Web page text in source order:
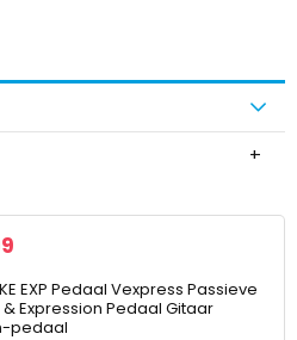
EXP Pedaal Vexpress Passieve
Expression Pedaal Gitaar
pedaal